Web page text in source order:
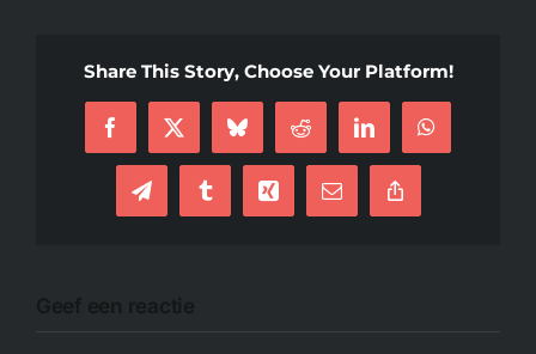
Share This Story, Choose Your Platform!
Facebook
X BlueskyReddit LinkedInWhatsApp
TelegramTumblrXing
E-
mail
Copy
Link